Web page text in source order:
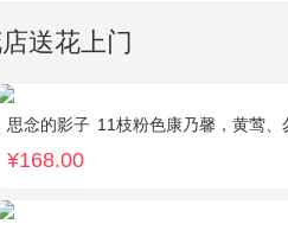
送花上门
思念的影子 11枝粉色康乃馨，黄莺、
¥168.00